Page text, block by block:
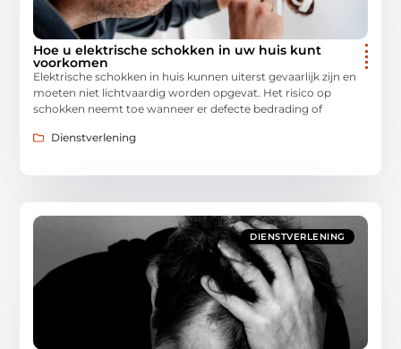
Hoe u elektrische schokken in uw huis kunt
voorkomen
Elektrische schokken in huis kunnen uiterst gevaarlijk zijn en
moeten niet lichtvaardig worden opgevat. Het risico op
schokken neemt toe wanneer er defecte bedrading of
Dienstverlening
DIENSTVERLENING